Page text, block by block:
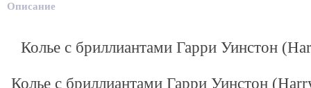
Описание
Колье с бриллиантами Гарри Уинстон
Колье с бриллиантами Гарри Уинстон